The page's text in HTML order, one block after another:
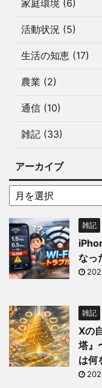
家庭環境 (6)
活動状況 (5)
生活の知恵 (17)
農業 (2)
通信 (10)
雑記 (33)
アーカイブ
雑記
なっ
雑記
Xの
塔』
は何